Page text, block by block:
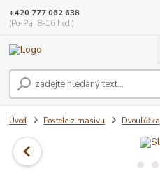
+420 777 062 638
(Po-Pá, 8-16 hod.)
Úvod Postele z masivu Dvoulůžka